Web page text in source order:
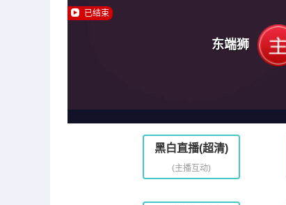
已结束
东端狮
黑白直播(超清)
(主播互动)